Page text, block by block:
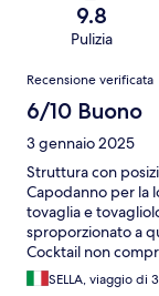
9.8
Pulizia
Recensioni
Recensione verificata
6/10 Buono
3 gennaio 2025
Struttura con
Capodanno per la
tovaglia e
sproporzionato a
Cocktail non
SELLA, viaggio di